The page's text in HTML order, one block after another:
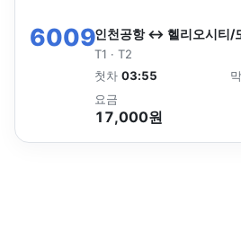
6009인천공항 ↔ 헬리오시티/
T1 · T2
첫차 03:55
요금
17,000원